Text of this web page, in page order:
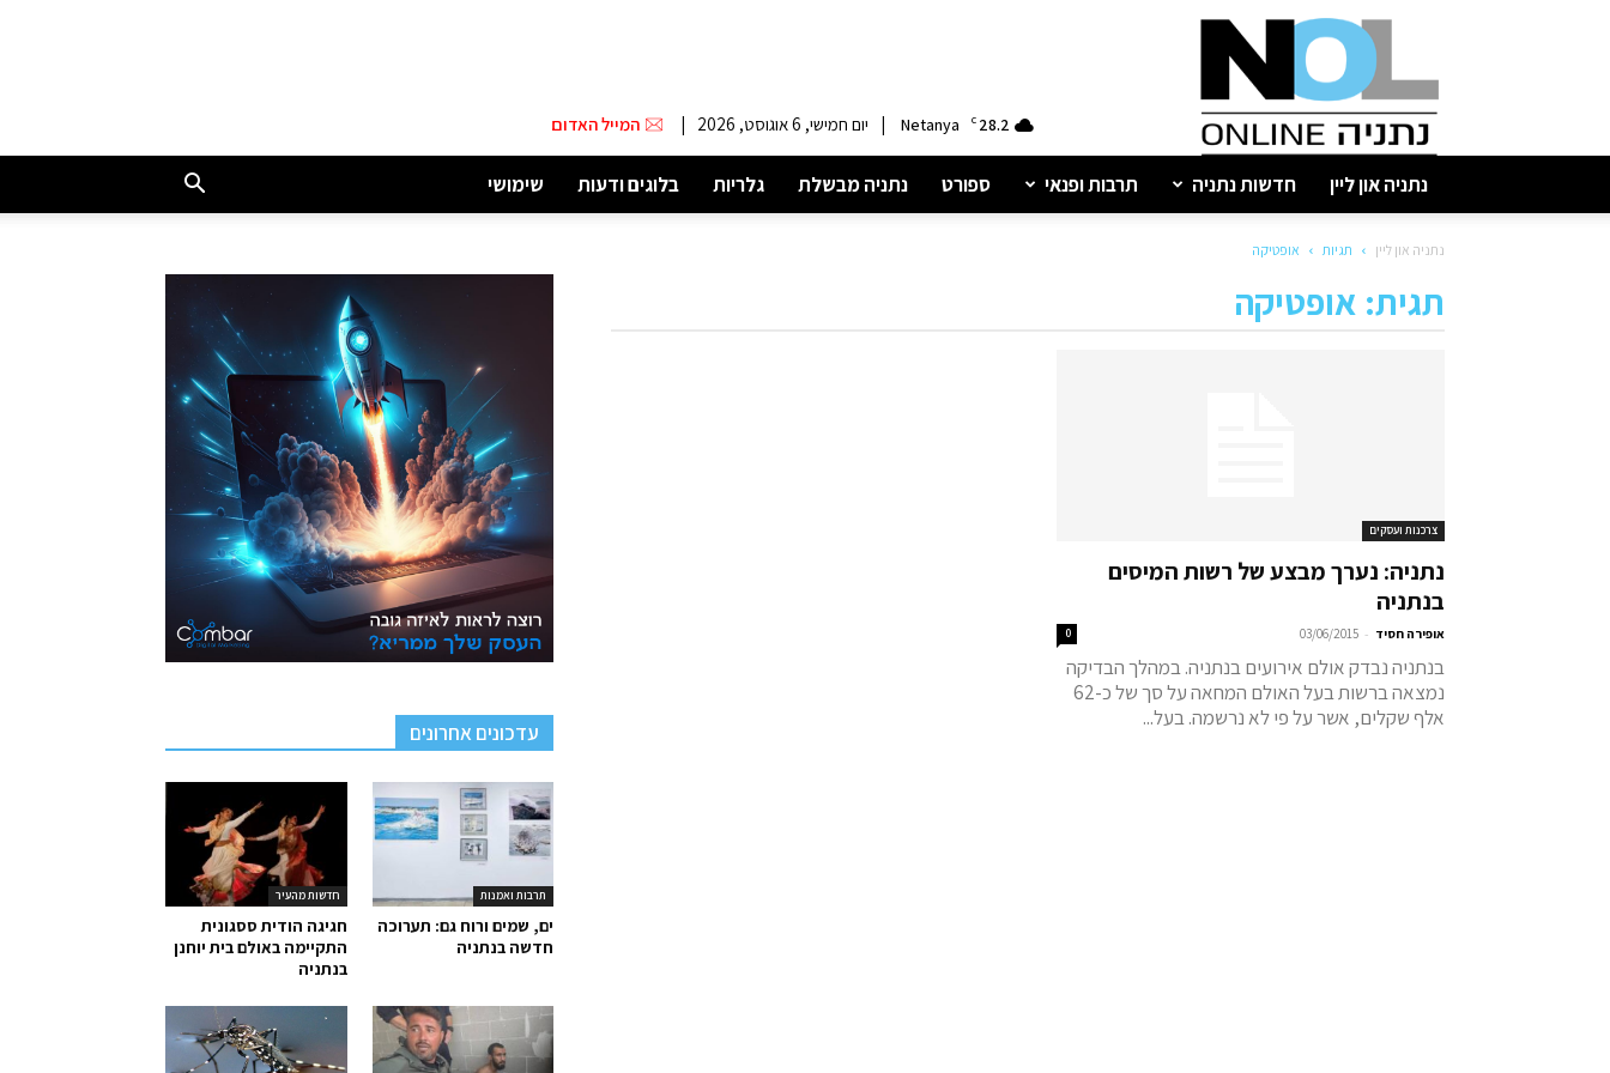
נתניה
28.2
C
Netanya
| יום חמישי, 6 אוגוסט, 2026 | המייל האדום
נתניה און ליין חדשות נתניה תרבות ופנאי ספורט נתניה מבשלת גלריות בלוגים ודעות שימושי
נתניה און ליין תגיות אופטיקה
תגית: אופטיקה
צרכנות ועסקים
נתניה: נערך מבצע של רשות המיסים
בנתניה
אופירה חסיד -
03/06/2015
0
בנתניה נבדק אולם אירועים בנתניה. במהלך הבדיקה
נמצאה ברשות בעל האולם המחאה על סך של כ-62
אלף שקלים, אשר על פי לא נרשמה. בעל...
עדכונים אחרונים
חדשות מהעיר
חגיגה הודית ססגונית
התקיימה באולם בית יוחנן
בנתניה
תרבות ואמנות
ים, שמים ורוח גם: תערוכה
חדשה בנתניה